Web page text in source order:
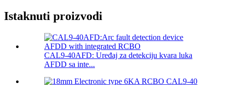
Istaknuti proizvodi
CAL9-40AFD: Uređaj za detekciju kvara luka
AFDD sa inte...